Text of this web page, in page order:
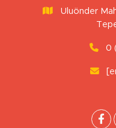
Uluönder
0